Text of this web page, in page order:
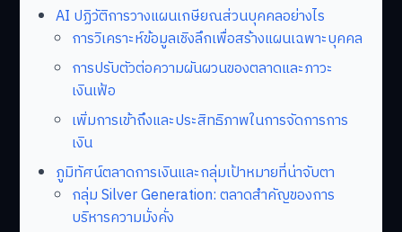
AI ปฏิวัติการวางแผนเกษียณส่วนบุคคลอย่างไร
การวิเคราะห์ข้อมูลเชิงลึกเพื่อสร้างแผนเฉพาะบุคคล
การปรับตัวต่อความผันผวนของตลาดและภาวะ
เงินเฟ้อ
เพิ่มการเข้าถึงและประสิทธิภาพในการจัดการการ
เงิน
ภูมิทัศน์ตลาดการเงินและกลุ่มเป้าหมายที่น่าจับตา
กลุ่ม Silver Generation: ตลาดสำคัญของการ
บริหารความมั่งคั่ง